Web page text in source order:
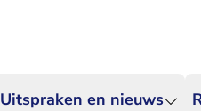
Uitspraken en nieuws